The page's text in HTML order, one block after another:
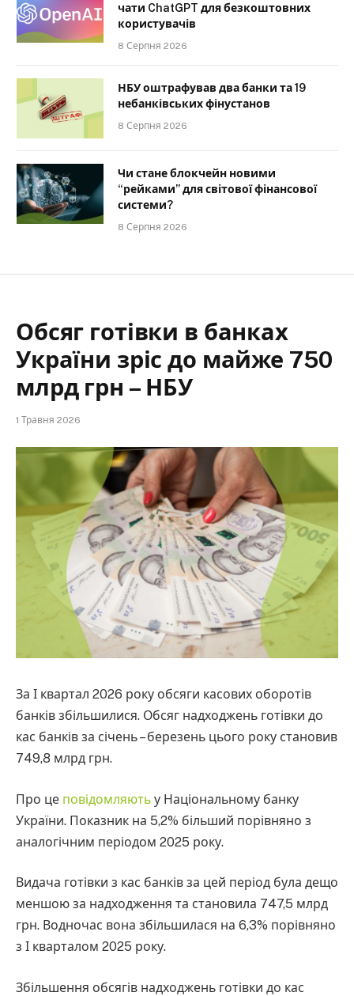
чати ChatGPT для безкоштовних
користувачів
8 Серпня 2026
НБУ оштрафував два банки та 19
небанківських фінустанов
8 Серпня 2026
Чи стане блокчейн новими
“рейками” для світової фінансової
системи?
8 Серпня 2026
Обсяг готівки в банках
України зріс до майже 750
млрд грн – НБУ
1 Травня 2026
За І квартал 2026 року обсяги касових оборотів
банків збільшилися. Обсяг надходжень готівки до
кас банків за січень – березень цього року становив
749,8 млрд грн.
Про це повідомляють у Національному банку
України. Показник на 5,2% більший порівняно з
аналогічним періодом 2025 року.
Видача готівки з кас банків за цей період була дещо
меншою за надходження та становила 747,5 млрд
грн. Водночас вона збільшилася на 6,3% порівняно
з І кварталом 2025 року.
Збільшення обсягів надходжень готівки до кас